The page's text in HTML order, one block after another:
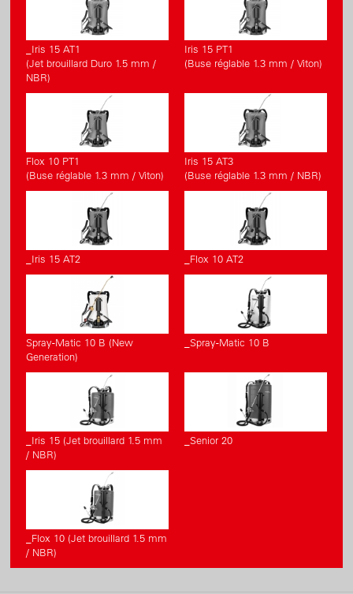
_Iris 15 AT1
(Jet brouillard Duro 1.5 mm /
NBR)
Iris 15 PT1
(Buse réglable 1.3 mm / Viton)
Flox 10 PT1
(Buse réglable 1.3 mm / Viton)
Iris 15 AT3
(Buse réglable 1.3 mm / NBR)
_Iris 15 AT2 _Flox 10 AT2
Spray-Matic 10 B (New
Generation)
_Spray-Matic 10 B
_Iris 15 (Jet brouillard 1.5 mm
/ NBR)
_Senior 20
_Flox 10 (Jet brouillard 1.5 mm
/ NBR)